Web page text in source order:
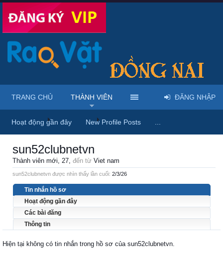
Trang chủ Thành viên sun52clubnetvn
sun52clubnetvn
Thành viên mới, 27, đến từ Viet nam
sun52clubnetvn được nhìn thấy lần cuối: 2/3/26
Tin nhắn hồ sơ
Hoạt động gần đây
Các bài đăng
Thông tin
Hiện tại không có tin nhắn trong hồ sơ của sun52clubnetvn.
TRANG CHỦ THÀNH VIÊN
Hoạt động gần đây New Profile Posts
ĐĂNG NHẬP